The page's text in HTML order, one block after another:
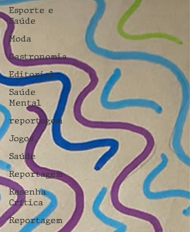
Esporte e
Saúde
Moda
Gastronomia
Editorial
Saúde
Mental
reportagem
Jogos
Saúde
Reportagem
Resenha
Crítica
Reportagem